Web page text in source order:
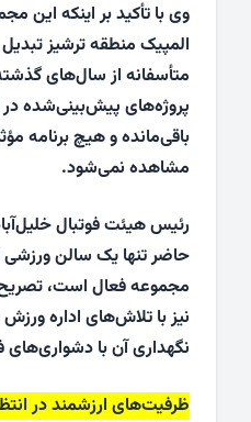
وی با تأکید بر اینکه این
المپیک منطقه ترشیز
متأسفانه از سال‌های
پروژه‌های پیش‌بینی‌شده
باقی‌مانده و هیچ برنامه
مشاهده نمی‌شود.
رئیس هیئت فوتبال
حاضر تنها یک سالن ورزشی
مجموعه فعال است،
نیز با تلاش‌های اداره ورزش
نگهداری آن با دشواری‌های
ظرفیت‌های ارزشمند در